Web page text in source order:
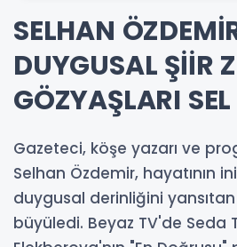
SELHAN
DUYGUSAL ŞİİR
GÖZYAŞLARI
Gazeteci, köşe yazarı ve
Selhan Özdemir, hayatının
duygusal derinliğini
büyüledi. Beyaz TV'de Seda